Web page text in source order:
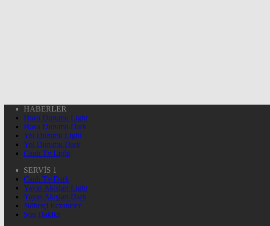
HABERLER
Hava Durumu Light
Hava Durumu Dark
Yol Durumu Light
Yol Durumu Dark
Canlı Tv Light
SERVİS 1
Canlı Tv Dark
Yayın Akışları Light
Yayın Akışları Dark
Nöbetçi Eczaneler
Son Dakika